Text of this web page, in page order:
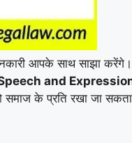
आपके साथ साझा
Speech and
के प्रति रखा जा सकता